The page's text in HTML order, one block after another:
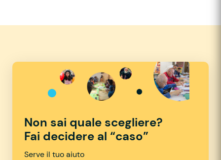
Non sai quale scegliere?
Fai decidere al “caso”
Serve il tuo aiuto